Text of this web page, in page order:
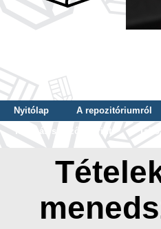
Nyitólap A repozitóriumról
Tallózás szerző szerint